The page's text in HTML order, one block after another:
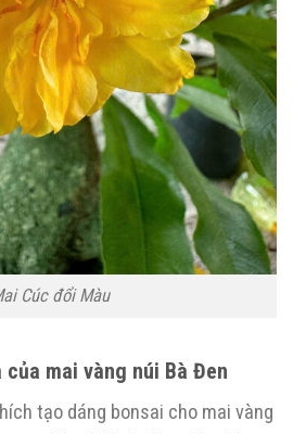
Cúc đổi Màu
mai vàng núi Bà Đen
tạo dáng bonsai cho mai vàng